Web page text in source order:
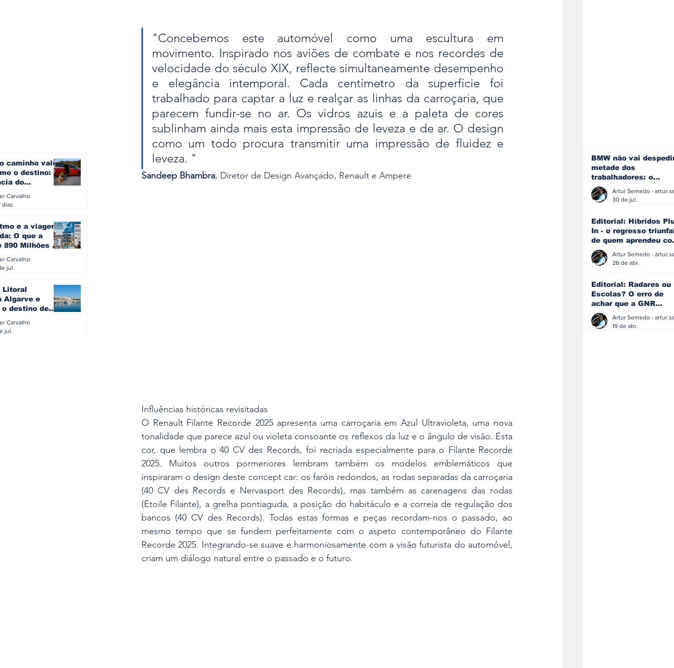
"Concebemos este automóvel como uma escultura em
movimento. Inspirado nos aviões de combate e nos recordes de
velocidade do século XIX, reflecte simultaneamente desempenho
e elegância intemporal. Cada centímetro da superfície foi
trabalhado para captar a luz e realçar as linhas da carroçaria, que
parecem fundir-se no ar. Os vidros azuis e a paleta de cores
sublinham ainda mais esta impressão de leveza e de ar. O design
como um todo procura transmitir uma impressão de fluidez e
leveza. "
Sandeep Bhambra, Diretor de Design Avançado, Renault e Ampere
Influências históricas revisitadas
O Renault Filante Recorde 2025 apresenta uma carroçaria em Azul Ultravioleta, uma nova
tonalidade que parece azul ou violeta consoante os reflexos da luz e o ângulo de visão. Esta
cor, que lembra o 40 CV des Records, foi recriada especialmente para o Filante Recorde
2025. Muitos outros pormenores lembram também os modelos emblemáticos que
inspiraram o design deste concept car: os faróis redondos, as rodas separadas da carroçaria
(40 CV des Records e Nervasport des Records), mas também as carenagens das rodas
(Etoile Filante), a grelha pontiaguda, a posição do habitáculo e a correia de regulação dos
bancos (40 CV des Records). Todas estas formas e peças recordam-nos o passado, ao
mesmo tempo que se fundem perfeitamente com o aspeto contemporâneo do Filante
Recorde 2025. Integrando-se suave e harmoniosamente com a visão futurista do automóvel,
criam um diálogo natural entre o passado e o futuro.
caminho vale
o destino: a
do
europeu
Carvalho
dias
e a viagem
O que a
890 Milhões à
do turista na
Carvalho
jul.
Litoral
Algarve e
o destino de
Carvalho
jul.
BMW não vai
metade dos
trabalhadores: o
problema é o
que muitos decidiram
30 de jul.
Editorial: Híbridos
In - o regresso
de quem aprendeu
os erros do passado
26 de abr.
Editorial: Radares ou
Escolas? O erro de
achar que a GNR
resolve o que a
educação falhou
19 de abr.